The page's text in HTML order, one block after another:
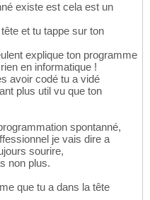
existe est cela est un
et tu tappe sur ton
explique ton programme
en informatique !
avoir codé tu a vidé
plus util vu que ton
spontanné,
je vais dire a
sourire,
non plus.
que tu a dans la tête